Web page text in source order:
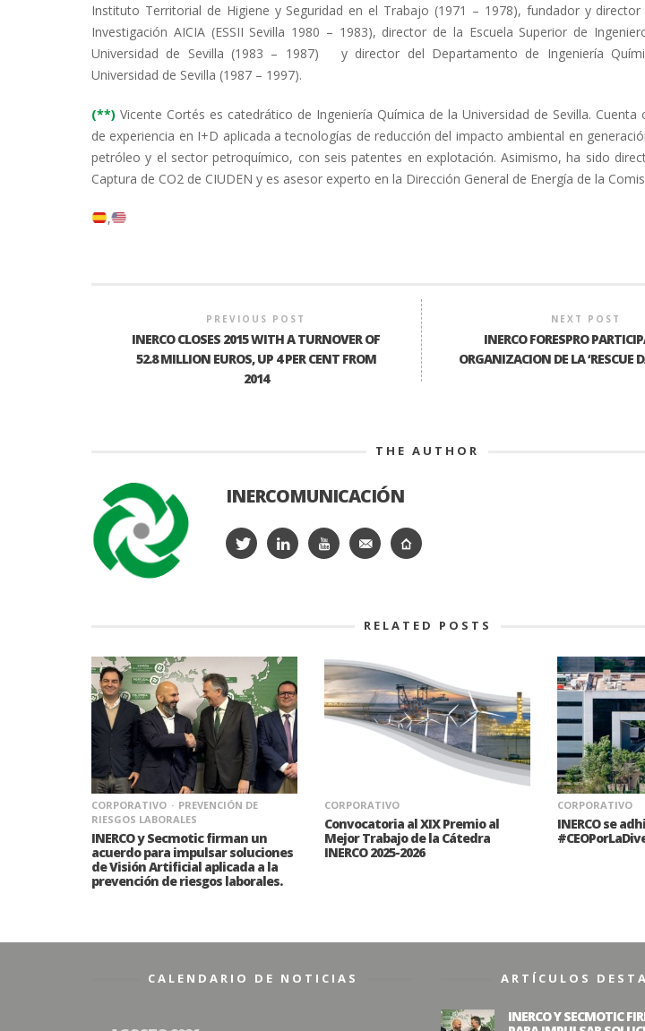
Instituto Territorial de Higiene y Seguridad en el Trabajo (1971 – 1978), fundador y
Investigación AICIA (ESSII Sevilla 1980 – 1983), director de la Escuela Superior de
Universidad de Sevilla (1983 – 1987) y director del Departamento de Ingeniería
Universidad de Sevilla (1987 – 1997).
(**) Vicente Cortés es catedrático de Ingeniería Química de la Universidad de Sevilla.
de experiencia en I+D aplicada a tecnologías de reducción del impacto ambiental en
petróleo y el sector petroquímico, con seis patentes en explotación. Asimismo, ha sido
Captura de CO2 de CIUDEN y es asesor experto en la Dirección General de Energía de la
PREVIOUS POST
INERCO CLOSES 2015 WITH A TURNOVER OF
52.8 MILLION EUROS, UP 4 PER CENT FROM
2014
NEXT POST
INERCO FORESPRO
ORGANIZACION DE LA ‘RESCUE
THE AUTHOR
INERCOMUNICACIÓN
RELATED POSTS
CORPORATIVO
PREVENCIÓN DE
RIESGOS LABORALES
INERCO y Secmotic firman un
acuerdo para impulsar soluciones
de Visión Artificial aplicada a la
prevención de riesgos laborales.
CORPORATIVO
Convocatoria al XIX Premio al
Mejor Trabajo de la Cátedra
INERCO 2025-2026
CORPORATIVO
INERCO se
CALENDARIO DE NOTICIAS ARTÍCULOS
INERCO Y SECMOTIC